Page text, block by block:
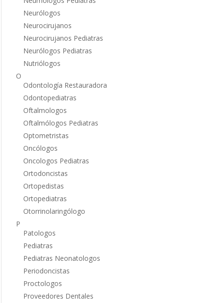
Neurólogos
Neurocirujanos
Neurocirujanos Pediatras
Neurólogos Pediatras
Nutriólogos
O
Odontología Restauradora
Odontopediatras
Oftalmologos
Oftalmólogos Pediatras
Optometristas
Oncólogos
Oncologos Pediatras
Ortodoncistas
Ortopedistas
Ortopediatras
Otorrinolaringólogo
P
Patologos
Pediatras
Pediatras Neonatologos
Periodoncistas
Proctologos
Proveedores Dentales